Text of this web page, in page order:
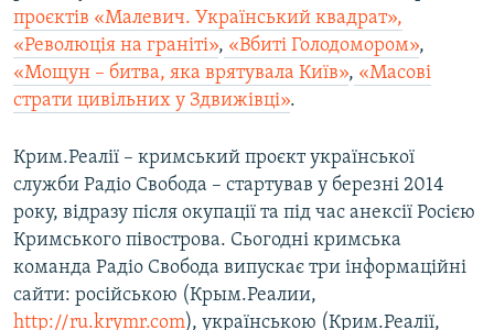
проєктів «Малевич. Український квадрат»,
«Революція на граніті», «Вбиті Голодомором»,
«Мощун – битва, яка врятувала Київ», «Масові
страти цивільних у Здвижівці».
Крим.Реалії – кримський проєкт української
служби Радіо Свобода – стартував у березні 2014
року, відразу після окупації та під час анексії Росією
Кримського півострова. Сьогодні кримська
команда Радіо Свобода випускає три інформаційні
сайти: російською (Крым.Реалии,
http://ru.krymr.com), українською (Крим.Реалії,